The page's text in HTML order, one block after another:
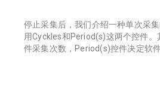
停止采集后，我们介绍一种单次采
用Cyckles和Period(s)这两个控件。
件采集次数，Period(s)控件决定软